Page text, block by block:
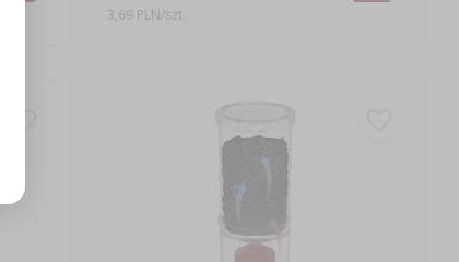
3,69 PLN/szt.